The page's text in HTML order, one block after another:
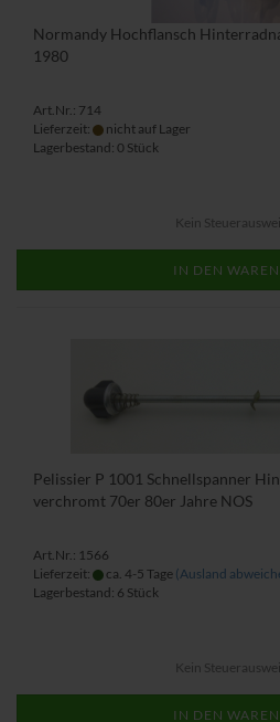
Normandy Hochflansch
1980
Art.Nr.: 714
Lieferzeit:
nicht auf Lager
Lagerbestand: 0 Stück
Kein
IN DEN
Pelissier P 1001 Schnellspanner
verchromt 70er 80er Jahre NOS
Art.Nr.: 1566
Lieferzeit:
ca. 4-5 Tage (Ausland
Lagerbestand: 6 Stück
Kein
IN DEN